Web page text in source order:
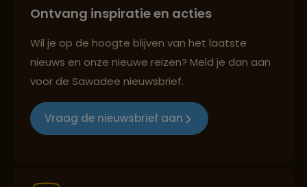
Groepsreizen mét indivuele vrijheid
Ontvang inspiratie en acties
Wil je op de hoogte blijven van het laatste
nieuws en onze nieuwe reizen? Meld je dan aan
voor de Sawadee nieuwsbrief.
Vraag de nieuwsbrief aan